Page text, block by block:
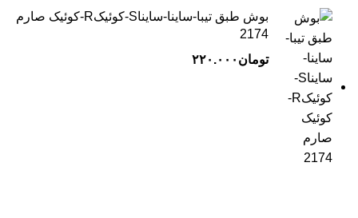
بوش طبق تیبا-ساینا-سایناS-کوئیکR-کوئیک صارم
2174
تومان ۲۲۰.۰۰۰